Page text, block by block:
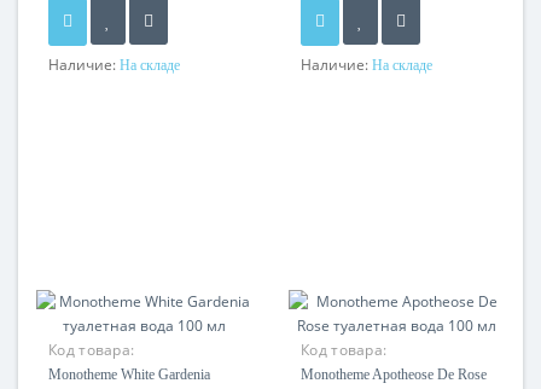
Наличие: На складе Наличие: На складе
Код товара:
Monotheme White Gardenia
Код товара:
Monotheme Apotheose De Rose